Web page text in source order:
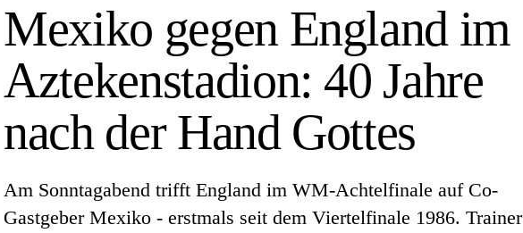
Mexiko gegen England im
Aztekenstadion: 40 Jahre
nach der Hand Gottes
Am Sonntagabend trifft England im WM-Achtelfinale auf Co-
Gastgeber Mexiko - erstmals seit dem Viertelfinale 1986. Trainer